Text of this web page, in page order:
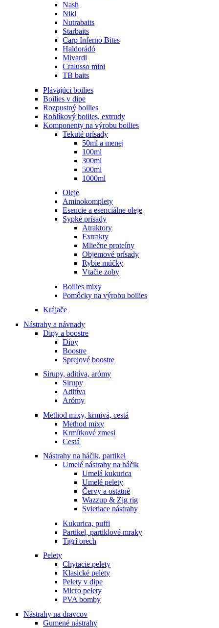
Nash
Nikl
Nutrabaits
Starbaits
Carp Inferno Bites
Haldorádó
Mivardi
Cralusso mini
TB baits
Plávajúci boilies
Boilies v dipe
Rozpustný boilies
Rohlíkový boilies, extrudy
Komponenty na výrobu boilies
Tekuté prísady
50ml a menej
100ml
300ml
500ml
1000ml
Oleje
Aminokomplety
Esencie a esenciálne oleje
Sypké prísady
Atraktory
Extrakty
Mliečne proteíny
Objemové prísady
Rybie múčky
Vtačie zoby
Boilies mixy
Pomôcky na výrobu boilies
Krájače
Nástrahy a návnady
Dipy a boostre
Dipy
Boostre
Sprejové boostre
Sirupy, aditíva, arómy
Sirupy
Aditíva
Arómy
Method mixy, krmivá, cestá
Method mixy
Krmítkové zmesi
Cestá
Nástrahy na háčik, partikel
Umelé nástrahy na háčik
Umelá kukurica
Umelé pelety
Červy a ostatné
Wazzup & Zig rig
Svietiace nástrahy
Kukurica, puffi
Partikel, partiklové mraky
Tigrí orech
Pelety
Chytacie pelety
Klasické pelety
Pelety v dipe
Micro pelety
PVA bomby
Nástrahy na dravcov
Gumené nástrahy